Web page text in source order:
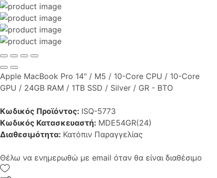
Apple MacBook Pro 14" / M5 / 10-Core CPU / 10-Core
GPU / 24GB RAM / 1TB SSD / Silver / GR - BTO
Κωδικός Προϊόντος: ISQ-5773
Κωδικός Κατασκευαστή: MDE54GR(24)
Διαθεσιμότητα: Κατόπιν Παραγγελίας
Θέλω να ενημερωθώ με email όταν θα είναι διαθέσιμο